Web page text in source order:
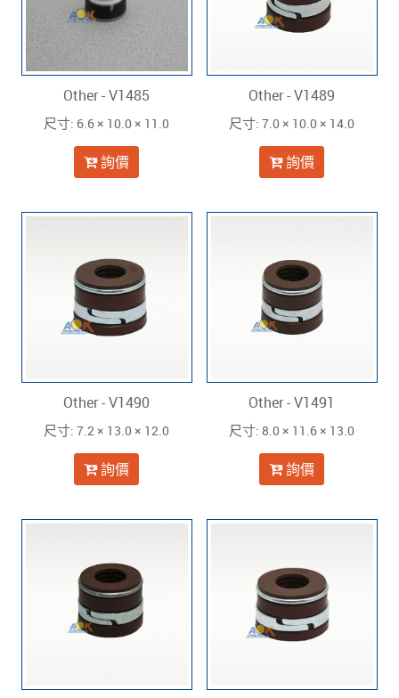
Other - V1485
尺寸: 6.6 × 10.0 × 11.0
詢價
Other - V1489
尺寸: 7.0 × 10.0 × 14.0
詢價
Other - V1490
尺寸: 7.2 × 13.0 × 12.0
詢價
Other - V1491
尺寸: 8.0 × 11.6 × 13.0
詢價